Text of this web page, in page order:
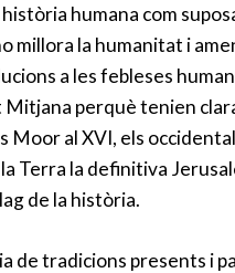
humana com
millora la humanitat i
a les febleses
Mitjana perquè tenien
Moor al XVI, els
Terra la definitiva
de la història.
de tradicions presents i